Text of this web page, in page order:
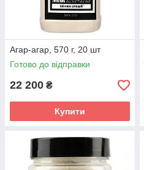
Агар-агар, 570 г, 20 шт
Готово до відправки
22 200 ₴
Купити